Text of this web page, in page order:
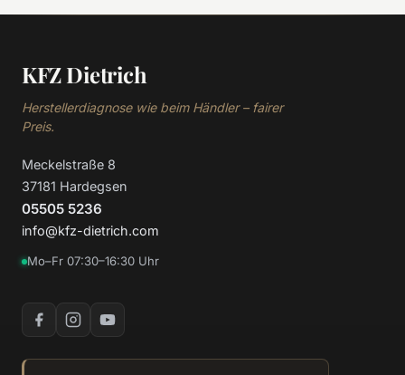
KFZ Dietrich
Herstellerdiagnose wie beim Händler – fairer
Preis.
Meckelstraße 8
37181 Hardegsen
05505 5236
info@kfz-dietrich.com
Mo–Fr 07:30–16:30 Uhr